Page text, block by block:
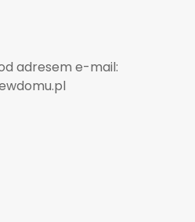
adresem e-mail: